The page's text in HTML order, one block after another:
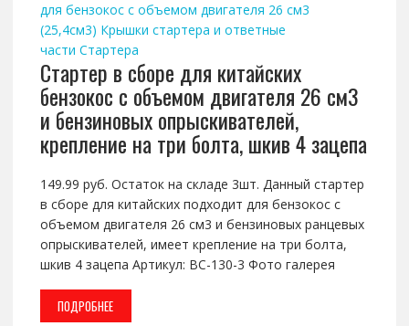
для бензокос с объемом двигателя 26 см3
(25,4см3) Крышки стартера и ответные
части Стартера
Стартер в сборе для китайских
бензокос с объемом двигателя 26 см3
и бензиновых опрыскивателей,
крепление на три болта, шкив 4 зацепа
149.99 руб. Остаток на складе 3шт. Данный стартер
в сборе для китайских подходит для бензокос с
объемом двигателя 26 см3 и бензиновых ранцевых
опрыскивателей, имеет крепление на три болта,
шкив 4 зацепа Артикул: BC-130-3 Фото галерея
ПОДРОБНЕЕ